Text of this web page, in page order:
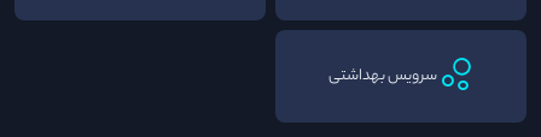
سرویس بهداشتی